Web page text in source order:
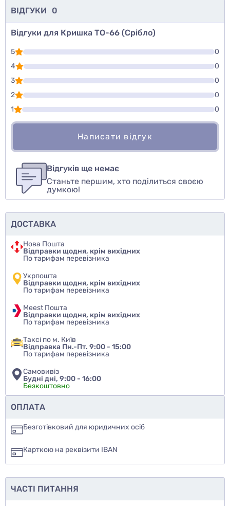
ВІДГУКИ 0
Відгуки для Кришка ТО-66 (Срібло)
5
0
4
0
3
0
2
0
1
0
Написати відгук
авторизуйтесьили войдите
Оцінити товар
Чи рекомендуєте ви цей товар
так
ще не знаю
Відгуків ще немає
Станьте першим, хто поділиться своєю
думкою!
ДОСТАВКА
Нова Пошта
Відправки щодня, крім вихідних
По тарифам перевізника
Укрпошта
Відправки щодня, крім вихідних
По тарифам перевізника
Meest Пошта
Відправки щодня, крім вихідних
По тарифам перевізника
Таксі по м. Київ
Відправка Пн.-Пт. 9:00 - 15:00
По тарифам перевізника
Самовивіз
Будні дні, 9:00 - 16:00
Безкоштовно
ОПЛАТА
Безготівковий для юридичних осіб
Карткою на реквізити IBAN
ЧАСТІ ПИТАННЯ